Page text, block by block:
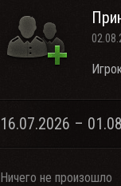
16.07.2026 –
Ничего не произошло